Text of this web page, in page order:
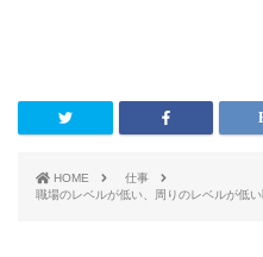
HOME
仕事
職場のレベルが低い、周りのレベルが低